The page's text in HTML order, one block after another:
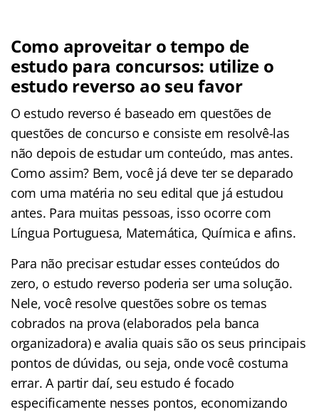
Como aproveitar o tempo de
estudo para concursos: utilize o
estudo reverso ao seu favor
O estudo reverso é baseado em questões de
questões de concurso e consiste em resolvê-las
não depois de estudar um conteúdo, mas antes.
Como assim? Bem, você já deve ter se deparado
com uma matéria no seu edital que já estudou
antes. Para muitas pessoas, isso ocorre com
Língua Portuguesa, Matemática, Química e afins.
Para não precisar estudar esses conteúdos do
zero, o estudo reverso poderia ser uma solução.
Nele, você resolve questões sobre os temas
cobrados na prova (elaborados pela banca
organizadora) e avalia quais são os seus principais
pontos de dúvidas, ou seja, onde você costuma
errar. A partir daí, seu estudo é focado
especificamente nesses pontos, economizando